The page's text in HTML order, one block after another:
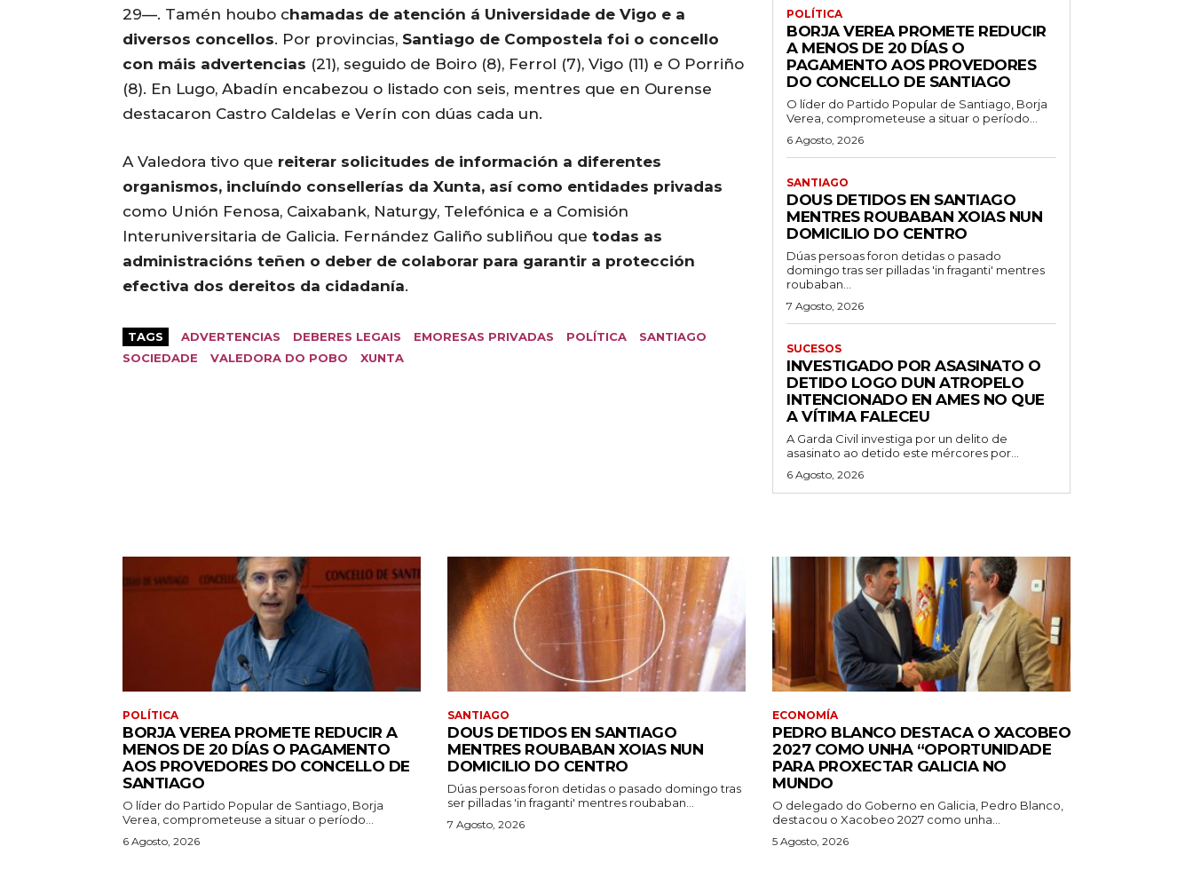
29—. Tamén houbo chamadas de atención á Universidade de Vigo e a
diversos concellos. Por provincias, Santiago de Compostela foi o concello
con máis advertencias (21), seguido de Boiro (8), Ferrol (7), Vigo (11) e O Porriño
(8). En Lugo, Abadín encabezou o listado con seis, mentres que en Ourense
destacaron Castro Caldelas e Verín con dúas cada un.
A Valedora tivo que reiterar solicitudes de información a diferentes
organismos, incluíndo consellerías da Xunta, así como entidades privadas
como Unión Fenosa, Caixabank, Naturgy, Telefónica e a Comisión
Interuniversitaria de Galicia. Fernández Galiño subliñou que todas as
administracións teñen o deber de colaborar para garantir a protección
efectiva dos dereitos da cidadanía.
TAGS ADVERTENCIAS DEBERES LEGAIS EMORESAS PRIVADAS POLÍTICA
SANTIAGO
SOCIEDADE
VALEDORA DO POBO XUNTA
POLÍTICA
BORJA VEREA PROMETE REDUCIR
A MENOS DE 20 DÍAS O
PAGAMENTO AOS PROVEDORES
DO CONCELLO DE SANTIAGO
O líder do Partido Popular de Santiago, Borja
Verea, comprometeuse a situar o período...
6 Agosto, 2026
SANTIAGO
DOUS DETIDOS EN SANTIAGO
MENTRES ROUBABAN XOIAS NUN
DOMICILIO DO CENTRO
Dúas persoas foron detidas o pasado
domingo tras ser pilladas 'in fraganti' mentres
roubaban...
7 Agosto, 2026
SUCESOS
INVESTIGADO POR ASASINATO O
DETIDO LOGO DUN ATROPELO
INTENCIONADO EN AMES NO QUE
A VÍTIMA FALECEU
A Garda Civil investiga por un delito de
asasinato ao detido este mércores por...
6 Agosto, 2026
POLÍTICA
BORJA VEREA PROMETE REDUCIR A
MENOS DE 20 DÍAS O PAGAMENTO
AOS PROVEDORES DO CONCELLO DE
SANTIAGO
O líder do Partido Popular de Santiago, Borja
Verea, comprometeuse a situar o período...
6 Agosto, 2026
SANTIAGO
DOUS DETIDOS EN SANTIAGO
MENTRES ROUBABAN XOIAS NUN
DOMICILIO DO CENTRO
Dúas persoas foron detidas o pasado domingo tras
ser pilladas 'in fraganti' mentres roubaban...
7 Agosto, 2026
ECONOMÍA
PEDRO BLANCO DESTACA O XACOBEO
2027 COMO UNHA “OPORTUNIDADE
PARA PROXECTAR GALICIA NO
MUNDO
O delegado do Goberno en Galicia, Pedro Blanco,
destacou o Xacobeo 2027 como unha...
5 Agosto, 2026